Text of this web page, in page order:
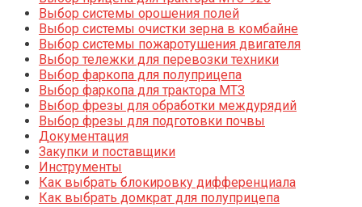
Выбор системы орошения полей
Выбор системы очистки зерна в комбайне
Выбор системы пожаротушения двигателя
Выбор тележки для перевозки техники
Выбор фаркопа для полуприцепа
Выбор фаркопа для трактора МТЗ
Выбор фрезы для обработки междурядий
Выбор фрезы для подготовки почвы
Документация
Закупки и поставщики
Инструменты
Как выбрать блокировку дифференциала
Как выбрать домкрат для полуприцепа